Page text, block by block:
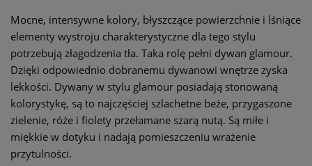
Mocne, intensywne kolory, błyszczące powierzchnie i lśniące
elementy wystroju charakterystyczne dla tego stylu
potrzebują złagodzenia tła. Taka rolę pełni dywan glamour.
Dzięki odpowiednio dobranemu dywanowi wnętrze zyska
lekkości. Dywany w stylu glamour posiadają stonowaną
kolorystykę, są to najczęściej szlachetne beże, przygaszone
zielenie, róże i fiolety przełamane szarą nutą. Są miłe i
miękkie w dotyku i nadają pomieszczeniu wrażenie
przytulności.